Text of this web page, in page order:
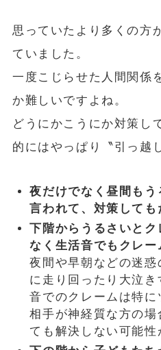
思っていたより多くの方
ていました。
一度こじらせた人間関係
か難しいですよね。
どうにかこうにか対策し
的にはやっぱり〝引っ越
夜だけでなく昼間もう
言われて、対策しても
下階からうるさいと
なく生活音でもクレー
夜間や早朝などの迷
に走り回ったり大泣
音でのクレームは特に
相手が神経質な方の
ても解決しない可能性